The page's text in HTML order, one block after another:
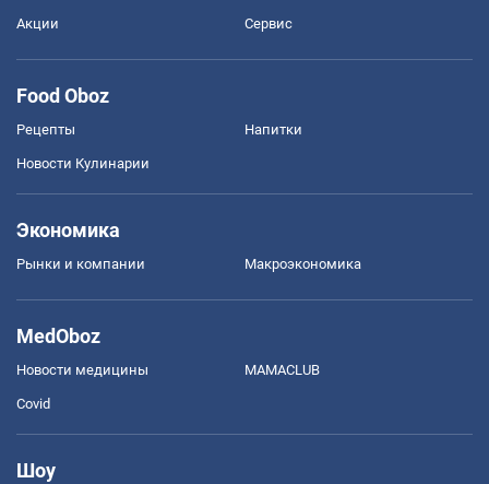
Акции Сервис
Food Oboz
Рецепты Напитки
Новости Кулинарии
Экономика
Рынки и компании Mакроэкономика
MedOboz
Новости медицины MAMACLUB
Covid
Шоу